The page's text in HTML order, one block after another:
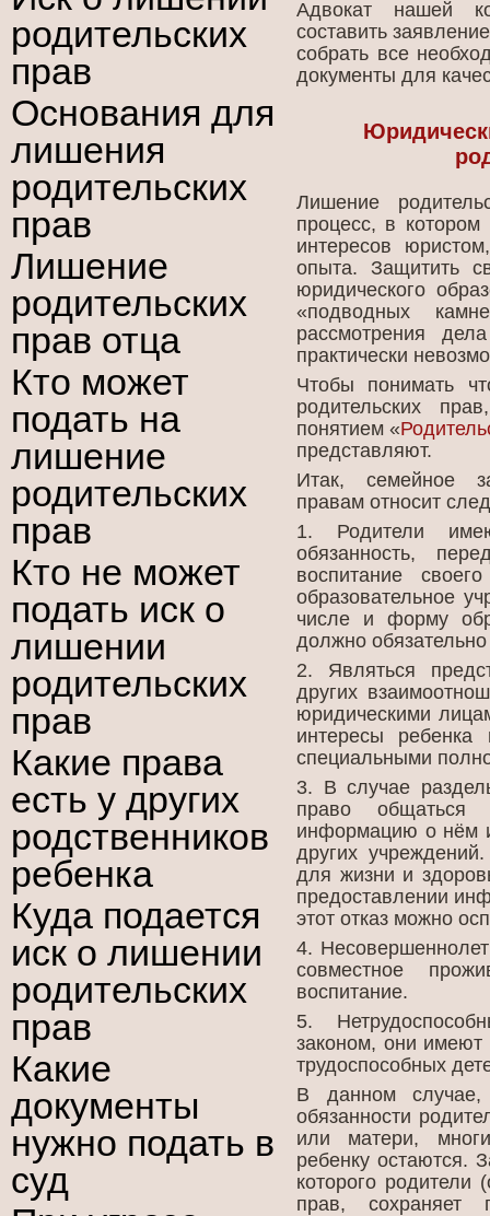
родительских
прав
Основания для
лишения
родительских
прав
Лишение
родительских
прав отца
Кто может
подать на
лишение
родительских
прав
Кто не может
подать иск о
лишении
родительских
прав
Какие права
есть у других
родственников
ребенка
Куда подается
иск о лишении
родительских
прав
Какие
документы
нужно подать в
суд
Адвокат нашей
составить
собрать все
документы для
Лишение
процесс, в
интересов
опыта. Защитить
юридического
«подводных
рассмотрения
практически
Чтобы понимать
родительских
понятием «
представляют.
Итак, семейное
правам относит
1. Родители
обязанность,
воспитание
образовательное
числе и форму
должно
2. Являться
других
юридическими
интересы
специальными
3. В случае
право
информацию о нём
других
для жизни и
предоставлении
этот отказ можно
4.
совместное
воспитание.
5.
законом, они имеют
трудоспособных
В данном
обязанности
или матери,
ребенку остаются.
которого родители
прав, сохраняет